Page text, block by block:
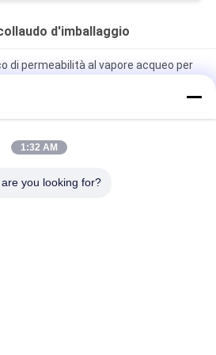
d'imballaggio
di permeabilità al vapore acqueo per
il tester resistente di compressione
scatola di cartone
di forza di Pierce del
1:32 AM
you looking for?